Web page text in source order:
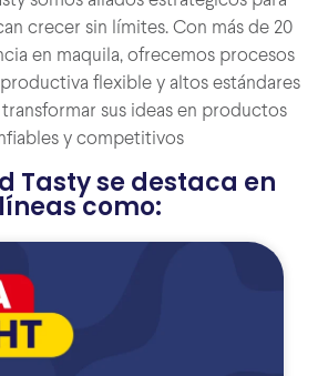
crecer sin límites. Con más de 20
en maquila, ofrecemos procesos
flexible y altos estándares
sus ideas en productos
y competitivos
Tasty se destaca en
líneas como: